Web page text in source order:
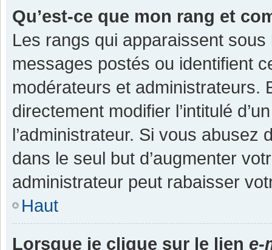
Qu’est-ce que mon rang et
Les rangs qui apparaissent
messages postés ou identifient
modérateurs et administrateurs.
directement modifier l’intitulé
l’administrateur. Si vous
dans le seul but d’augmenter
administrateur peut rabaisser
Haut
Lorsque je clique sur le lien e-